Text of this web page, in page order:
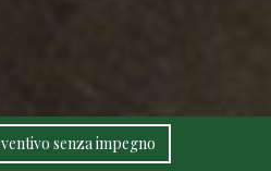
senza impegno